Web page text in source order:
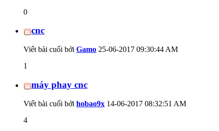
0
cnc
Viết bài cuối bởi Gamo 25-06-2017 09:30:44 AM
1
máy phay cnc
Viết bài cuối bởi hobao9x 14-06-2017 08:32:51 AM
4